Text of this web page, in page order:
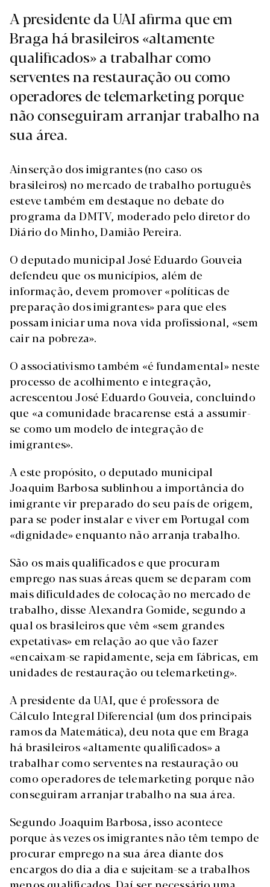
A presidente da UAI afirma que em
Braga há brasileiros «altamente
qualificados» a trabalhar como
serventes na restauração ou como
operadores de telemarketing porque
não conseguiram arranjar trabalho na
sua área.
Ainserção dos imigrantes (no caso os
brasileiros) no mercado de trabalho português
esteve também em destaque no debate do
programa da DMTV, moderado pelo diretor do
Diário do Minho, Damião Pereira.
O deputado municipal José Eduardo Gouveia
defendeu que os municípios, além de
informação, devem promover «políticas de
preparação dos imigrantes» para que eles
possam iniciar uma nova vida profissional, «sem
cair na pobreza».
O associativismo também «é fundamental» neste
processo de acolhimento e integração,
acrescentou José Eduardo Gouveia, concluindo
que «a comunidade bracarense está a assumir-
se como um modelo de integração de
imigrantes».
A este propósito, o deputado municipal
Joaquim Barbosa sublinhou a importância do
imigrante vir preparado do seu país de origem,
para se poder instalar e viver em Portugal com
«dignidade» enquanto não arranja trabalho.
São os mais qualificados e que procuram
emprego nas suas áreas quem se deparam com
mais dificuldades de colocação no mercado de
trabalho, disse Alexandra Gomide, segundo a
qual os brasileiros que vêm «sem grandes
expetativas» em relação ao que vão fazer
«encaixam-se rapidamente, seja em fábricas, em
unidades de restauração ou telemarketing».
A presidente da UAI, que é professora de
Cálculo Integral Diferencial (um dos principais
ramos da Matemática), deu nota que em Braga
há brasileiros «altamente qualificados» a
trabalhar como serventes na restauração ou
como operadores de telemarketing porque não
conseguiram arranjar trabalho na sua área.
Segundo Joaquim Barbosa, isso acontece
porque às vezes os imigrantes não têm tempo de
procurar emprego na sua área diante dos
encargos do dia a dia e sujeitam-se a trabalhos